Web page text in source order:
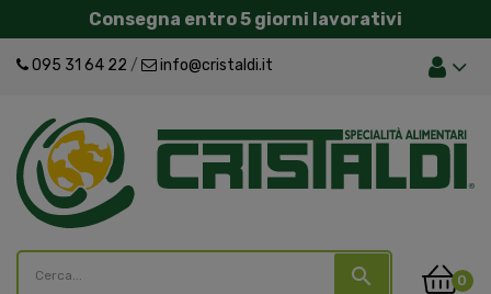
Consegna entro 5 giorni lavorativi
095 31 64 22 / info@cristaldi.it
search 0